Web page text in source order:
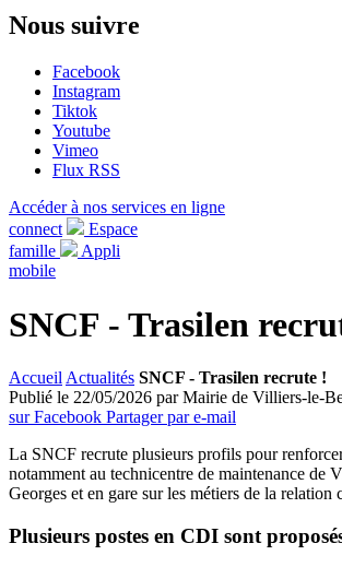
Nous suivre
Facebook
Instagram
Tiktok
Youtube
Vimeo
Flux RSS
Accéder à nos services en ligne
connect
Espace
famille
Appli
mobile
SNCF - Trasilen
Accueil Actualités SNCF - Trasilen recrute !
Publié le 22/05/2026 par Mairie de Villiers-le-
sur Facebook Partager par e-mail
La SNCF recrute plusieurs profils pour
notamment au technicentre de maintenance de
Georges et en gare sur les métiers de la relation
Plusieurs postes en CDI sont